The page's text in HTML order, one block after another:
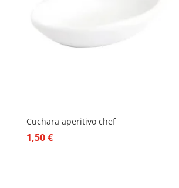
Cuchara aperitivo chef
1,50€